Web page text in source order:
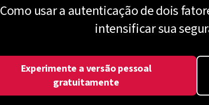
Como usar a autenticação de dois
intensificar sua
Experimente a versão pessoal
gratuitamente